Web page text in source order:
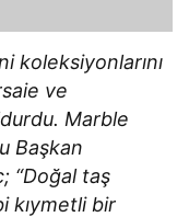
koleksiyonlarını
ve
Marble
Başkan
“Doğal taş
kıymetli bir